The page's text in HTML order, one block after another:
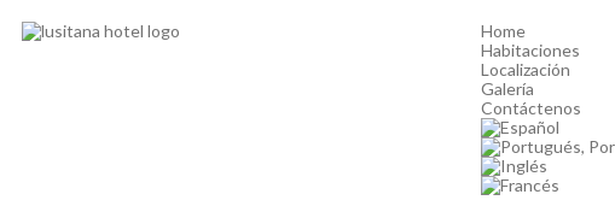
Home
Habitaciones
Localización
Galería
Contáctenos